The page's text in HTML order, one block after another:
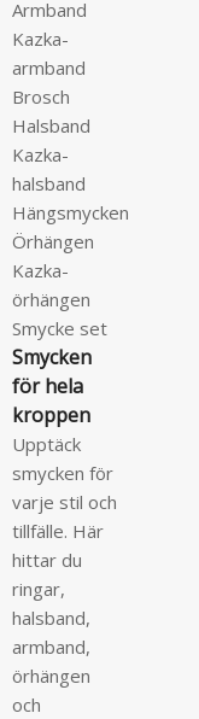
Armband
Kazka-
armband
Brosch
Halsband
Kazka-
halsband
Hängsmycken
Örhängen
Kazka-
örhängen
Smycke set
Smycken
för hela
kroppen
Upptäck
smycken för
varje stil och
tillfälle. Här
hittar du
ringar,
halsband,
armband,
örhängen
och